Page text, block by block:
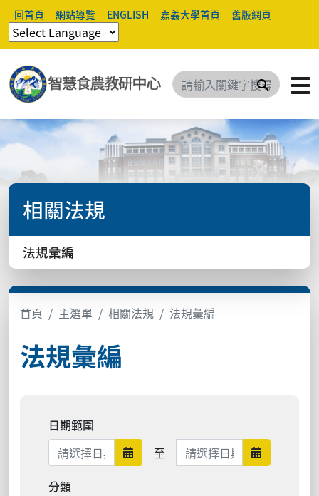
回首頁 網站導覽 ENGLISH 嘉義大學首頁 舊版網頁
搜尋
相關法規
法規彙編
首頁 主選單 相關法規 法規彙編
法規彙編
日期範圍
日期範圍開始
至 日期範圍結束 日期範圍
分類